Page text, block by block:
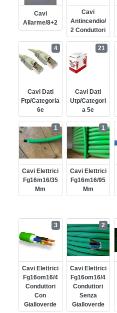
Cavi
Allarme/8+2
Cavi
Antincendio/
2 Conduttori
Cavi Dati
Ftp/categoria
6e
4
Cavi Dati
Utp/categori
A 5e
21
Cavi Elettrici
Fg16m16/35
Mm
1
Cavi Elettrici
Fg16m16/95
Mm
1
Cavi Elettrici
Fg16om16/4
Conduttori
Con
Gialloverde
3
Cavi Elettrici
Fg16om16/4
Conduttori
Senza
Gialloverde
2